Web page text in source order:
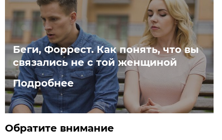
Беги, Форрест. Как понять, что вы
связались не с той женщиной
Подробнее
Обратите внимание